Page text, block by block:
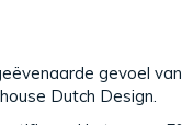
gevoel
Dutch Design.